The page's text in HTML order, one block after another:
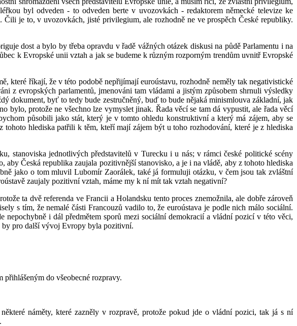
byl odveden - to odveden berte v uvozovkách - redaktorem německé televize ke
je to, v uvozovkách, jisté privilegium, ale rozhodně ne ve prospěch České republiky.
dost a bylo by třeba opravdu v řadě vážných otázek diskusi na půdě Parlamentu i na
k Evropské unii vztah a jak se budeme k různým rozporným trendům uvnitř Evropské
které říkají, že v této podobě nepřijímají euroústavu, rozhodně neměly tak negativistické
z evropských parlamentů, jmenováni tam vládami a jistým způsobem shrnuli výsledky
dokument, byť to tedy bude zestručněný, buď to bude nějaká minismlouva základní, jak
bylo, protože ne všechno lze vymyslet jinak. Řada věcí se tam dá vypustit, ale řada věcí
působili jako stát, který je v tomto ohledu konstruktivní a který má zájem, aby se
hlediska patřili k těm, kteří mají zájem být u toho rozhodování, které je z hlediska
stanoviska jednotlivých představitelů v Turecku i u nás; v rámci české politické scény
Česká republika zaujala pozitivnější stanovisko, a je i na vládě, aby z tohoto hlediska
jako o tom mluvil Lubomír Zaorálek, také já formuluji otázku, v čem jsou tak zvláštní
zaujaly pozitivní vztah, máme my k ní mít tak vztah negativní?
ta dvě referenda ve Francii a Holandsku tento proces znemožnila, ale dobře zároveň
s tím, že nemalé části Francouzů vadilo to, že euroústava je podle nich málo sociální.
i dál předmětem sporů mezi sociální demokracií a vládní pozicí v této věci,
by pro další vývoj Evropy byla pozitivní.
přihlášeným do všeobecné rozpravy.
náměty, které zazněly v rozpravě, protože pokud jde o vládní pozici, tak já s ní